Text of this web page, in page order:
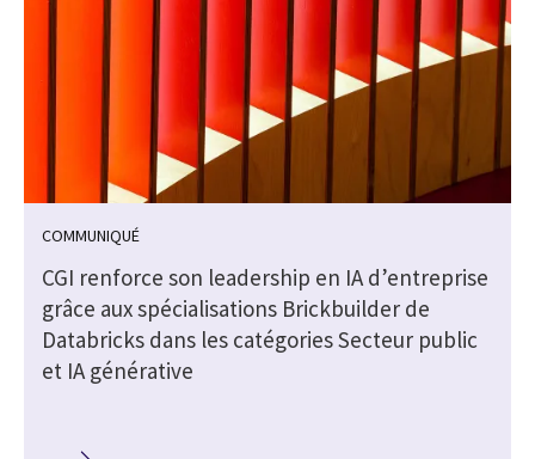
COMMUNIQUÉ
CGI renforce son leadership en IA d’entreprise
grâce aux spécialisations Brickbuilder de
Databricks dans les catégories Secteur public
et IA générative